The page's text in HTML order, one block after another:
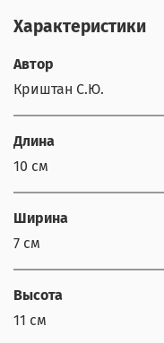
Характеристики
Автор
Криштан С.Ю.
Длина
10 см
Ширина
7 см
Высота
11 см